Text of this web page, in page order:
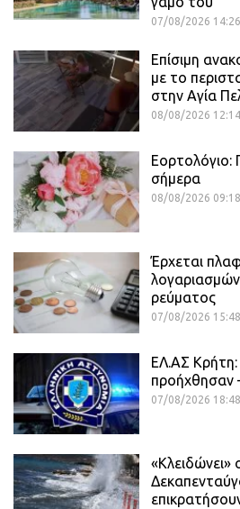
07/08/2026 14:26
Επίσιμη
με το
στην Αγία
08/08/2026 12:14
Εορτολόγιο:
σήμερα
08/08/2026 09:18
Έρχεται
ρεύματος
07/08/2026 15:48
ΕΛ.ΑΣ Κρήτη:
προήχθησαν
07/08/2026 18:48
«Κλειδώνει»